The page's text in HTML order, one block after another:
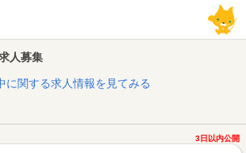
人募集
に関する求人情報を見てみる
3日以内公開